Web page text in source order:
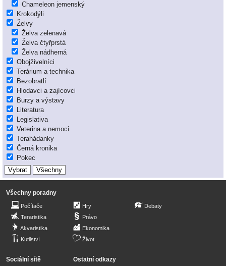
Chameleon jemenský
Krokodýli
Želvy
Želva zelenavá
Želva čtyřprstá
Želva nádherná
Obojživelníci
Terárium a technika
Bezobratlí
Hlodavci a zajícovci
Burzy a výstavy
Literatura
Legislativa
Veterina a nemoci
Terahádanky
Černá kronika
Pokec
Všechny poradny
Počítače
Teraristika
Akvaristika
Kutilství
Hry
Právo
Ekonomika
Život
Debaty
Sociální sítě Ostatní odkazy